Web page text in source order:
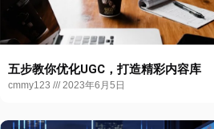
五步教你优化UGC，打造精彩内容库
cmmy123 2023年6月5日